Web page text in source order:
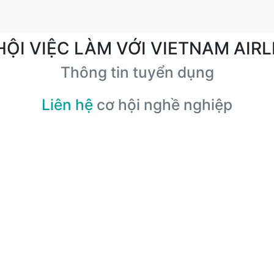
VIỆC LÀM VỚI VIETNAM
Thông tin tuyển dụng
Liên hệ cơ hội nghề nghiệp